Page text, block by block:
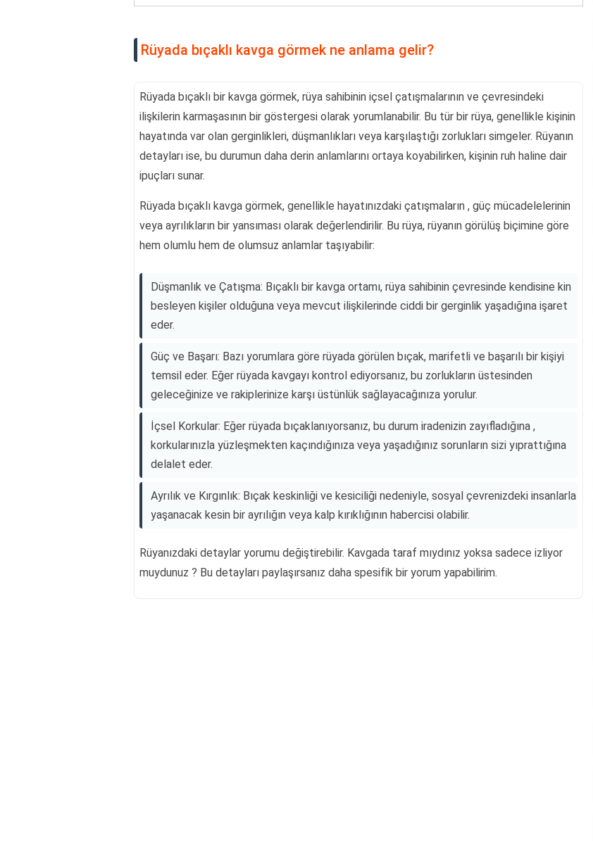
Rüyada bıçaklı kavga görmek ne anlama gelir?
Rüyada bıçaklı bir kavga görmek, rüya sahibinin içsel çatışmalarının ve çevresindeki
ilişkilerin karmaşasının bir göstergesi olarak yorumlanabilir. Bu tür bir rüya, genellikle kişinin
hayatında var olan gerginlikleri, düşmanlıkları veya karşılaştığı zorlukları simgeler. Rüyanın
detayları ise, bu durumun daha derin anlamlarını ortaya koyabilirken, kişinin ruh haline dair
ipuçları sunar.
Rüyada bıçaklı kavga görmek, genellikle hayatınızdaki çatışmaların , güç mücadelelerinin
veya ayrılıkların bir yansıması olarak değerlendirilir. Bu rüya, rüyanın görülüş biçimine göre
hem olumlu hem de olumsuz anlamlar taşıyabilir:
Düşmanlık ve Çatışma: Bıçaklı bir kavga ortamı, rüya sahibinin çevresinde kendisine kin
besleyen kişiler olduğuna veya mevcut ilişkilerinde ciddi bir gerginlik yaşadığına işaret
eder.
Güç ve Başarı: Bazı yorumlara göre rüyada görülen bıçak, marifetli ve başarılı bir kişiyi
temsil eder. Eğer rüyada kavgayı kontrol ediyorsanız, bu zorlukların üstesinden
geleceğinize ve rakiplerinize karşı üstünlük sağlayacağınıza yorulur.
İçsel Korkular: Eğer rüyada bıçaklanıyorsanız, bu durum iradenizin zayıfladığına ,
korkularınızla yüzleşmekten kaçındığınıza veya yaşadığınız sorunların sizi yıprattığına
delalet eder.
Ayrılık ve Kırgınlık: Bıçak keskinliği ve kesiciliği nedeniyle, sosyal çevrenizdeki insanlarla
yaşanacak kesin bir ayrılığın veya kalp kırıklığının habercisi olabilir.
Rüyanızdaki detaylar yorumu değiştirebilir. Kavgada taraf mıydınız yoksa sadece izliyor
muydunuz ? Bu detayları paylaşırsanız daha spesifik bir yorum yapabilirim.